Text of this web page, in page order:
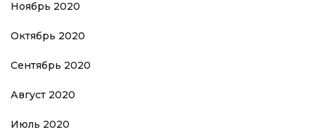
Ноябрь 2020
Октябрь 2020
Сентябрь 2020
Август 2020
Июль 2020